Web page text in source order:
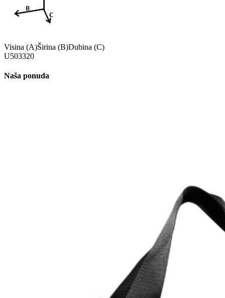
Visina (A)Širina (B)Dubina (C)
U503320
Naša ponuda